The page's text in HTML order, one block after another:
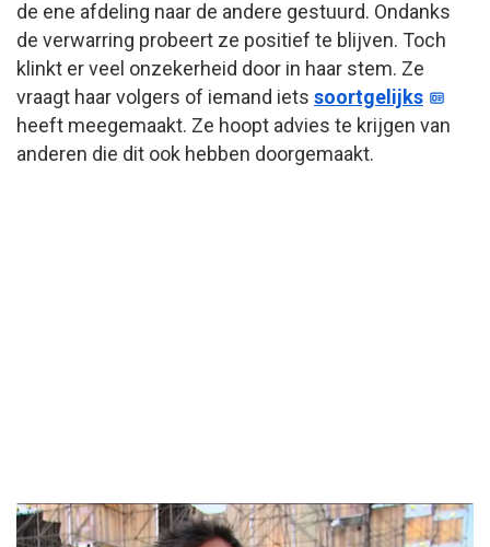
de ene afdeling naar de andere gestuurd. Ondanks
de verwarring probeert ze positief te blijven. Toch
klinkt er veel onzekerheid door in haar stem. Ze
vraagt haar volgers of iemand iets soortgelijks
heeft meegemaakt. Ze hoopt advies te krijgen van
anderen die dit ook hebben doorgemaakt.